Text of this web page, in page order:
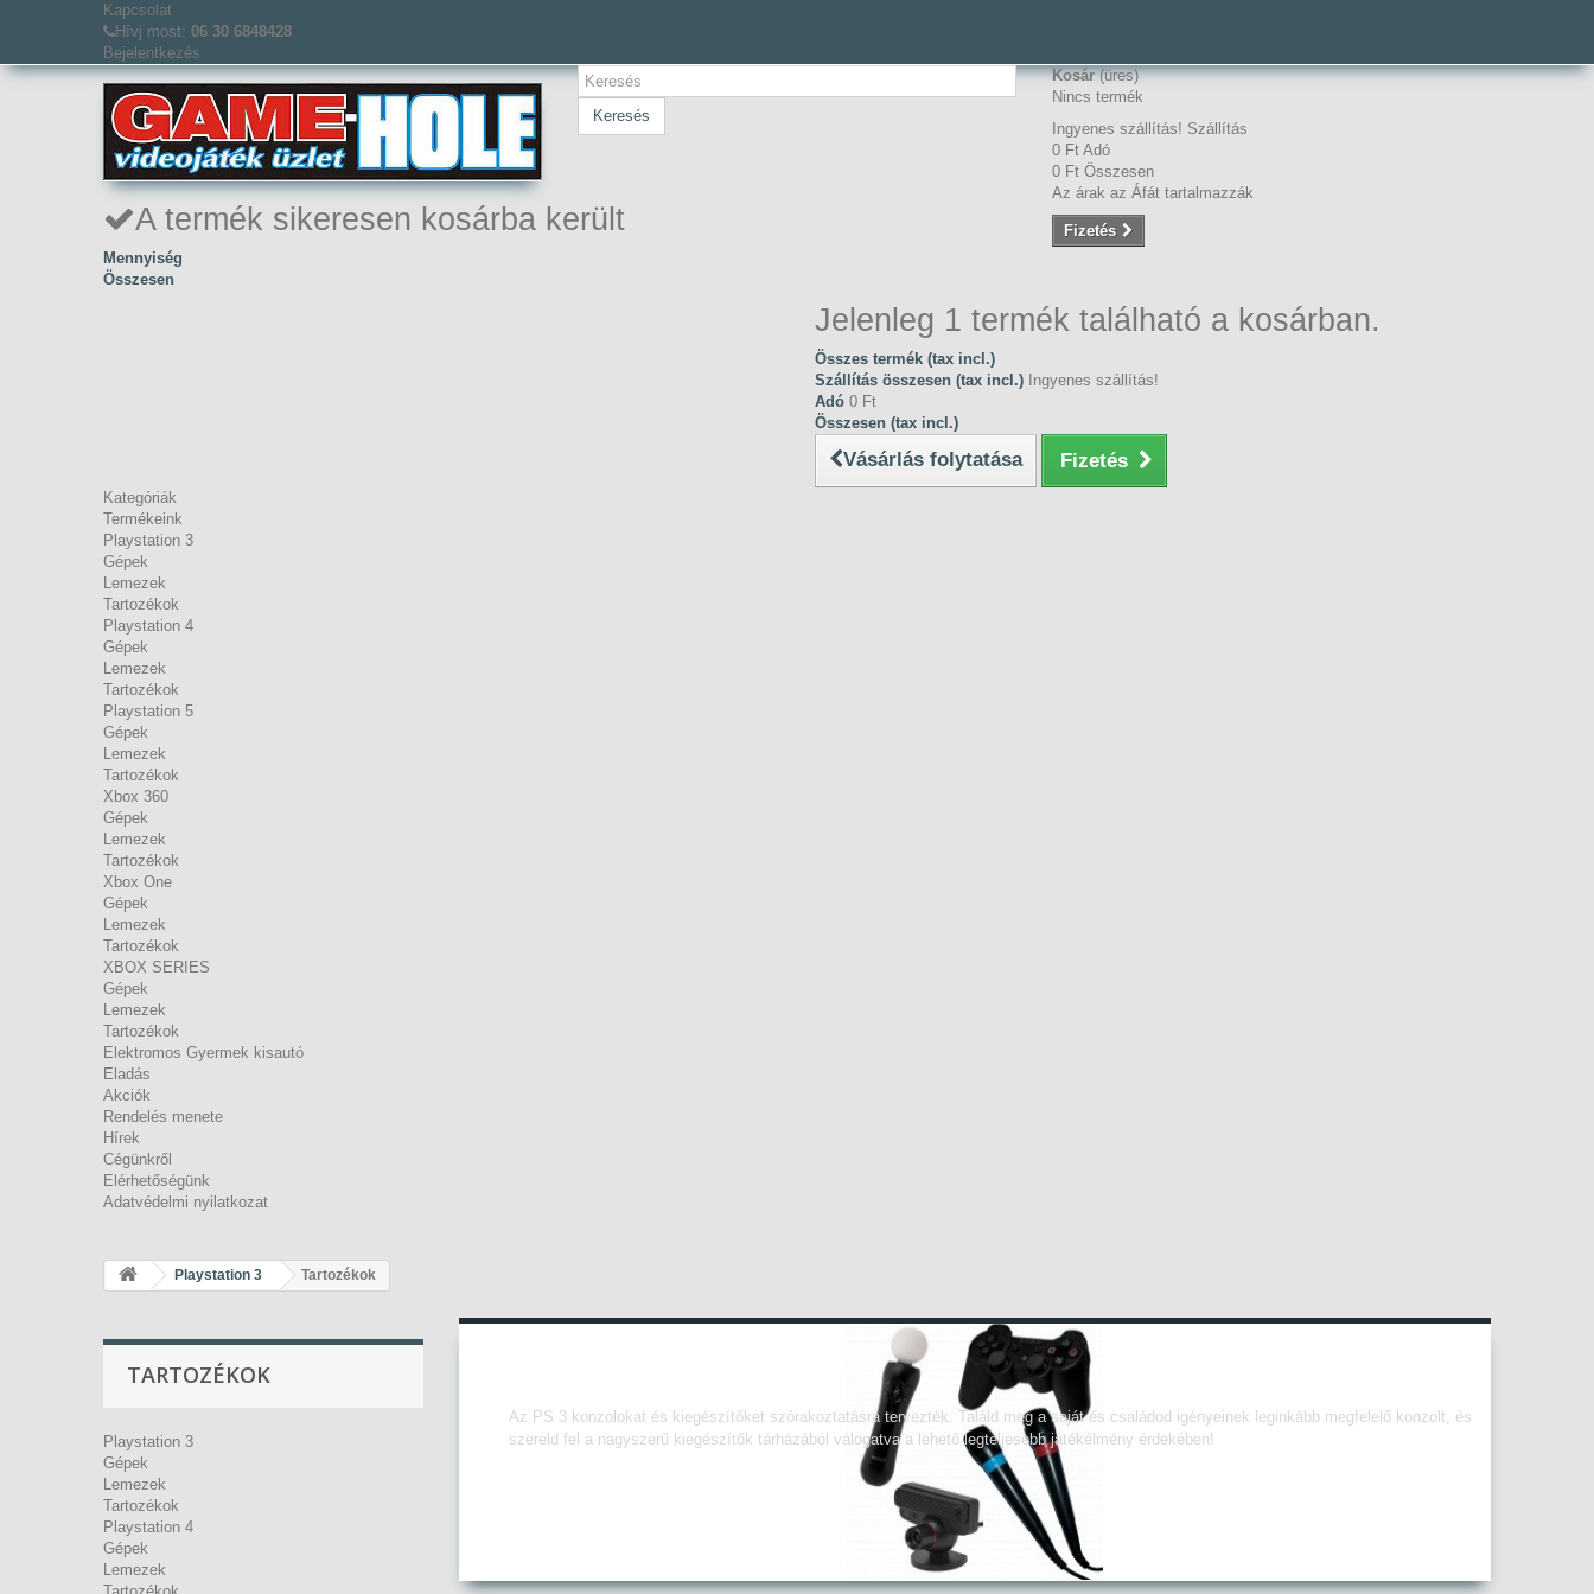
Kapcsolat
Hívj most: 06 30 6848428
Bejelentkezés
Keresés
Kosár (üres)
Nincs termék
Ingyenes szállítás! Szállítás
0 Ft‎ Adó
0 Ft‎ Összesen
Az árak az Áfát tartalmazzák
Fizetés
A termék sikeresen kosárba került
Mennyiség
Összesen
Jelenleg 1 termék található a kosárban.
Összes termék (tax incl.)
Szállítás összesen (tax incl.) Ingyenes szállítás!
Adó 0 Ft‎
Összesen (tax incl.)
Vásárlás folytatása Fizetés
Kategóriák
Termékeink
Playstation 3
Gépek
Lemezek
Tartozékok
Playstation 4
Gépek
Lemezek
Tartozékok
Playstation 5
Gépek
Lemezek
Tartozékok
Xbox 360
Gépek
Lemezek
Tartozékok
Xbox One
Gépek
Lemezek
Tartozékok
XBOX SERIES
Gépek
Lemezek
Tartozékok
Elektromos Gyermek kisautó
Eladás
Akciók
Rendelés menete
Hírek
Cégünkről
Elérhetőségünk
Adatvédelmi nyilatkozat
Playstation 3 Tartozékok
TARTOZÉKOK
Playstation 3
Gépek
Lemezek
Tartozékok
Playstation 4
Gépek
Lemezek
Az PS 3 konzolokat és kiegészítőket szórakoztatásra tervezték. Találd meg a saját és családod igényeinek leginkább megfelelő konzolt, és
szereld fel a nagyszerű kiegészítők tárházából válogatva a lehető legteljesebb játékélmény érdekében!